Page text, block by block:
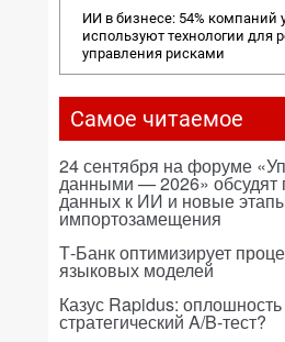
ИИ в бизнесе: 54% компаний
используют технологии для
управления рисками
Самое читаемое
24 сентября на форуме
данными — 2026» обсудят
данных к ИИ и новые
импортозамещения
Т-Банк оптимизирует
языковых моделей
Казус Rapidus:
стратегический A/B-тест?